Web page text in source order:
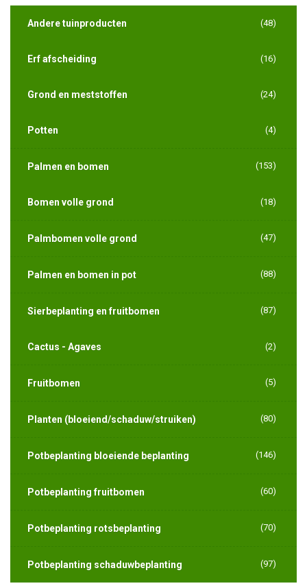
Andere tuinproducten (48)
Erf afscheiding (16)
Grond en meststoffen (24)
Potten (4)
Palmen en bomen (153)
Bomen volle grond (18)
Palmbomen volle grond (47)
Palmen en bomen in pot (88)
Sierbeplanting en fruitbomen (87)
Cactus - Agaves (2)
Fruitbomen (5)
Planten (bloeiend/schaduw/struiken) (80)
Potbeplanting bloeiende beplanting (146)
Potbeplanting fruitbomen (60)
Potbeplanting rotsbeplanting (70)
Potbeplanting schaduwbeplanting (97)